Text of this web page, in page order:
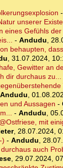
-
unserer
eines Gefühls
- Andudu,
behaupten,
, 31.07.2024,
Gewitter an
dir durchaus zu...
Andudu,
und Aussagen -
- Andudu,
mit
, 28.07.2024,
) - Andudu,
auch
, 29.07.2024,